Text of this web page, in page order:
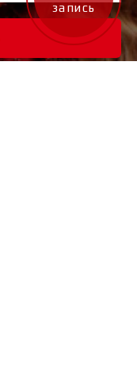
запись